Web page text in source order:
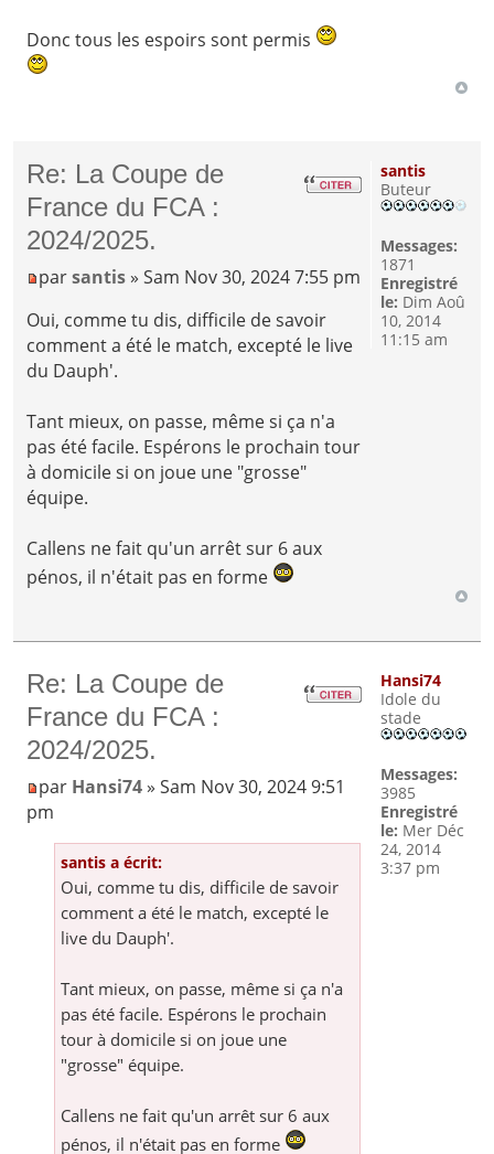
Donc tous les espoirs sont permis
Re: La Coupe de
France du FCA :
2024/2025.
parsantis » Sam Nov 30, 2024 7:55 pm
Oui, comme tu dis, difficile de savoir
comment a été le match, excepté le live
du Dauph'.
Tant mieux, on passe, même si ça n'a
pas été facile. Espérons le prochain tour
à domicile si on joue une "grosse"
équipe.
Callens ne fait qu'un arrêt sur 6 aux
pénos, il n'était pas en forme
santis
Buteur
Messages:
1871
Enregistré
le: Dim Aoû
10, 2014
11:15 am
Re: La Coupe de
France du FCA :
2024/2025.
par Hansi74» Sam Nov 30, 2024 9:51
pm
santis a écrit:
Oui, comme tu dis, difficile de savoir
comment a été le match, excepté le
live du Dauph'.
Tant mieux, on passe, même si ça n'a
pas été facile. Espérons le prochain
tour à domicile si on joue une
"grosse" équipe.
Callens ne fait qu'un arrêt sur 6 aux
pénos, il n'était pas en forme
Hansi74
Idole du
stade
Messages:
3985
Enregistré
le: Mer Déc
24, 2014
3:37 pm